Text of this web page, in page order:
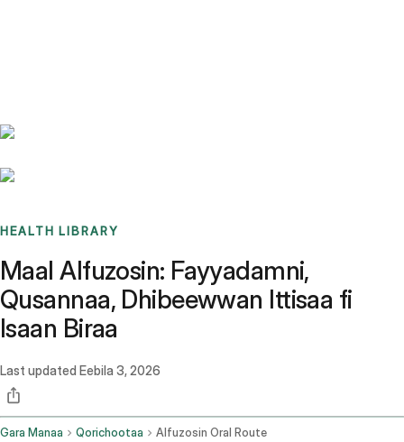
HEALTH LIBRARY
Maal Alfuzosin: Fayyadamni,
Qusannaa, Dhibeewwan Ittisaa fi
Isaan Biraa
Last updated Eebila 3, 2026
Gara Manaa Qorichootaa Alfuzosin Oral Route